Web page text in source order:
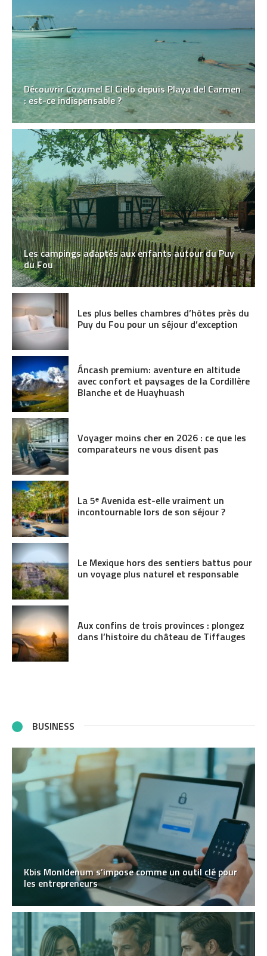
Découvrir Cozumel El Cielo depuis Playa del Carmen
: est-ce indispensable ?
Les campings adaptés aux enfants autour du Puy
du Fou
Les plus belles chambres d’hôtes près du
Puy du Fou pour un séjour d’exception
Áncash premium: aventure en altitude
avec confort et paysages de la Cordillère
Blanche et de Huayhuash
Voyager moins cher en 2026 : ce que les
comparateurs ne vous disent pas
La 5ᵉ Avenida est-elle vraiment un
incontournable lors de son séjour ?
Le Mexique hors des sentiers battus pour
un voyage plus naturel et responsable
Aux confins de trois provinces : plongez
dans l’histoire du château de Tiffauges
BUSINESS
Kbis MonIdenum s’impose comme un outil clé pour
les entrepreneurs